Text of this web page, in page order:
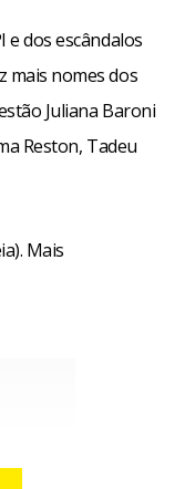
e dos escândalos
mais nomes dos
Juliana Baroni
Reston, Tadeu
Mais